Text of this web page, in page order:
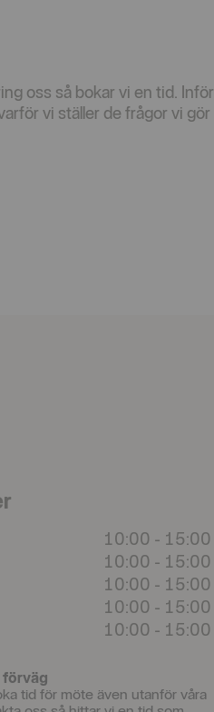
oss så bokar vi en tid. Inför
vi ställer de frågor vi gör
10:00 - 15:00
10:00 - 15:00
10:00 - 15:00
10:00 - 15:00
10:00 - 15:00
förväg
tid för möte även utanför våra